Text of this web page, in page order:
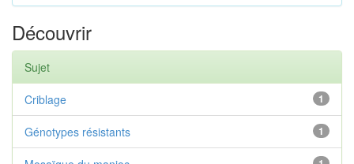
Découvrir
Sujet
1
Criblage
1
Génotypes résistants